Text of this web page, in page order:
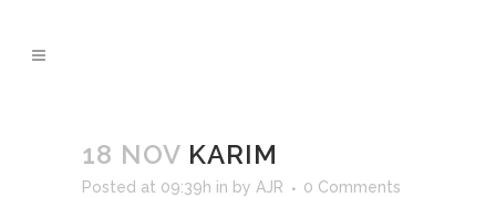
18 NOV KARIM
Posted at 09:39h in by AJR
0 Comments